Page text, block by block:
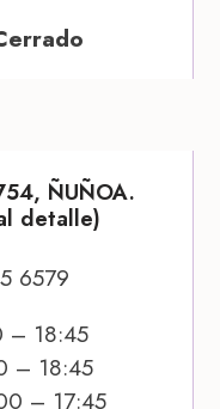
ÑUÑOA.
detalle)
6579
– 18:45
– 18:45
– 17:45